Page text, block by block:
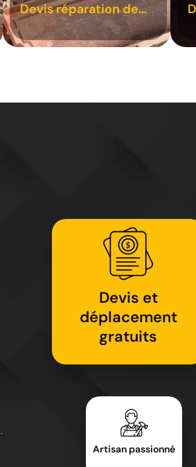
Devis réparation de
toiture 31
Devis et
déplacement
gratuits
Artisan passionné